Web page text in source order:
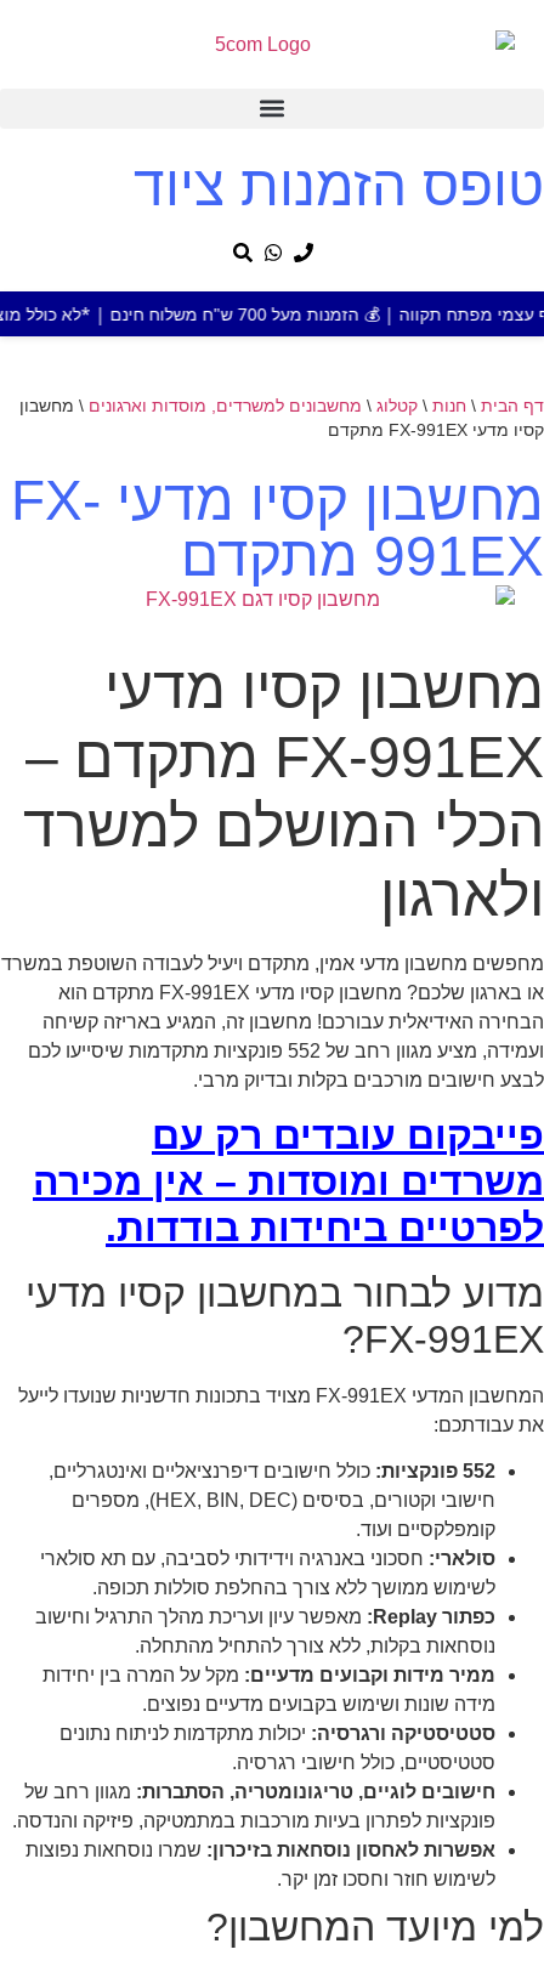
טופס הזמנות ציוד
700 ש"ח משלוח חינם | *לא כולל מוצר או אזור חריג
דף הבית \ חנות \ קטלוג \ מחשבונים למשרדים, מוסדות וארגונים \ מחשבון
קסיו מדעי FX-991EX מתקדם
מחשבון קסיו מדעי FX-
991EX מתקדם
מחשבון קסיו מדעי
FX-991EX מתקדם –
הכלי המושלם למשרד
ולארגון
מחפשים מחשבון מדעי אמין, מתקדם ויעיל לעבודה השוטפת במשרד
או בארגון שלכם? מחשבון קסיו מדעי FX-991EX מתקדם הוא
הבחירה האידיאלית עבורכם! מחשבון זה, המגיע באריזה קשיחה
ועמידה, מציע מגוון רחב של 552 פונקציות מתקדמות שיסייעו לכם
לבצע חישובים מורכבים בקלות ובדיוק מרבי.
פייבקום עובדים רק עם
משרדים ומוסדות – אין מכירה
לפרטיים ביחידות בודדות.
מדוע לבחור במחשבון קסיו מדעי
FX-991EX?
המחשבון המדעי FX-991EX מצויד בתכונות חדשניות שנועדו לייעל
את עבודתכם:
552 פונקציות:
כולל חישובים דיפרנציאליים ואינטגרליים,
חישובי וקטורים, בסיסים (HEX, BIN, DEC), מספרים
קומפלקסיים ועוד.
סולארי: חסכוני באנרגיה וידידותי לסביבה, עם תא סולארי
לשימוש ממושך ללא צורך בהחלפת סוללות תכופה.
כפתור Replay:
מאפשר עיון ועריכת מהלך התרגיל וחישוב
נוסחאות בקלות, ללא צורך להתחיל מהתחלה.
ממיר מידות וקבועים מדעיים: מקל על המרה בין יחידות
מידה שונות ושימוש בקבועים מדעיים נפוצים.
סטטיסטיקה ורגרסיה: יכולות מתקדמות לניתוח נתונים
סטטיסטיים, כולל חישובי רגרסיה.
חישובים לוגיים, טריגונומטריה, הסתברות: מגוון רחב של
פונקציות לפתרון בעיות מורכבות במתמטיקה, פיזיקה והנדסה.
אפשרות לאחסון נוסחאות בזיכרון: שמרו נוסחאות נפוצות
לשימוש חוזר וחסכו זמן יקר.
למי מיועד המחשבון?